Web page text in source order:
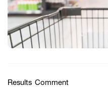
Results Comment